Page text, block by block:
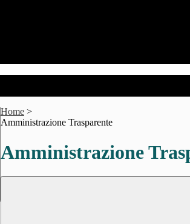
Home >
Amministrazione Trasparente
Amministrazione